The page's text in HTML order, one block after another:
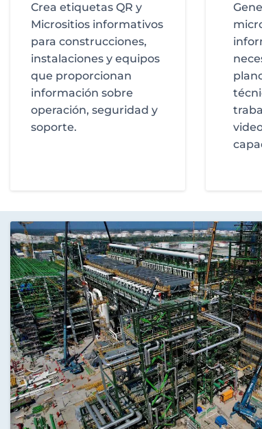
Crea etiquetas QR y
Micrositios informativos
para construcciones,
instalaciones y equipos
que proporcionan
información sobre
operación, seguridad y
soporte.